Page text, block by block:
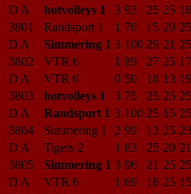
D A
hotvolleys 1 3 93 25 25 18
3801
Randsport 1 1 70 15 20 25
D A
Simmering 1 3 100 29 21 25
3802
VTR 6 1 89 27 25 17
D A
VTR 6 0 50 18 13 19
3803
hotvolleys 1 3 75 25 25 25
D A
Randsport 1 3 100 25 15 25
3804
Simmering 1 2 99 13 25 23
D A
Tigers 2 1 83 25 20 21
3805
Simmering 1 3 96 21 25 25
D A
VTR 6 1 69 18 25 15